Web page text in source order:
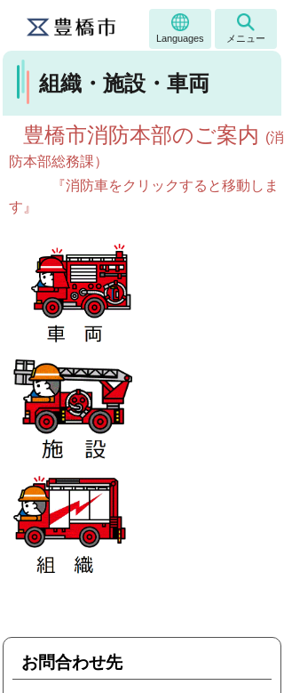
Languages メニュー
組織・施設・車両
豊橋市消防本部のご案内 (消
防本部総務課）
『消防車をクリックすると移動しま
す』
お問合わせ先